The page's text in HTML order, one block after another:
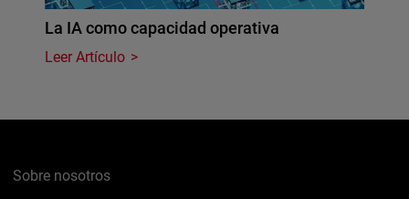
La IA como capacidad operativa
Leer Artículo
Sobre nosotros